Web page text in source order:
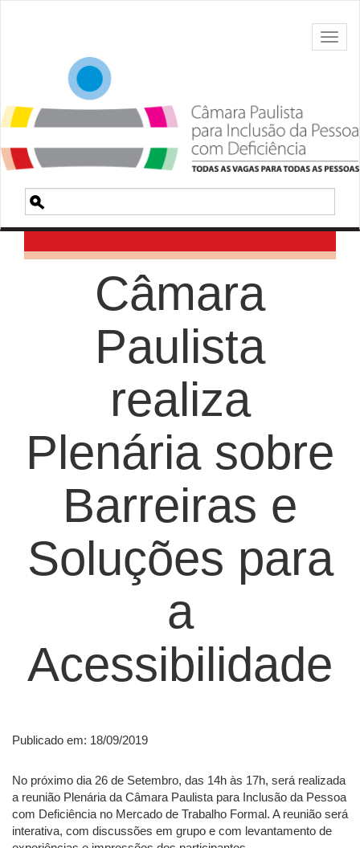
Pesquisa
Câmara
Paulista
realiza
Plenária sobre
Barreiras e
Soluções para
a
Acessibilidade
Publicado em: 18/09/2019
No próximo dia 26 de Setembro, das 14h às 17h, será realizada
a reunião Plenária da Câmara Paulista para Inclusão da Pessoa
com Deficiência no Mercado de Trabalho Formal. A reunião será
interativa, com discussões em grupo e com levantamento de